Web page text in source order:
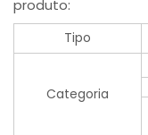
produto:
Tipo
Categoria